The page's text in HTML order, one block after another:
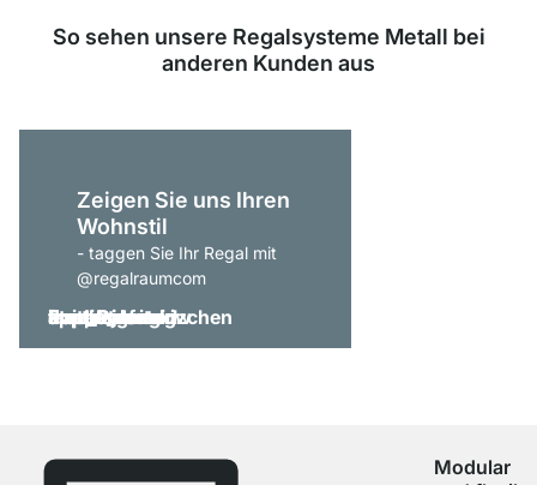
So sehen unsere Regalsysteme Metall bei
anderen Kunden aus
Zeigen Sie uns Ihren
Wohnstil
- taggen Sie Ihr Regal mit
@regalraumcom
Modular